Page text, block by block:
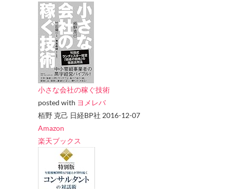
小さな会社の稼ぐ技術
posted with ヨメレバ
栢野 克己 日経BP社 2016-12-07
Amazon
楽天ブックス